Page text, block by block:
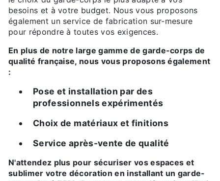
besoins et à votre budget. Nous vous proposons
également un service de fabrication sur-mesure
pour répondre à toutes vos exigences.
En plus de notre large gamme de garde-corps de
qualité française, nous vous proposons également
:
Pose et installation par des
professionnels expérimentés
Choix de matériaux et finitions
Service après-vente de qualité
N'attendez plus pour sécuriser vos espaces et
sublimer votre décoration en installant un garde-